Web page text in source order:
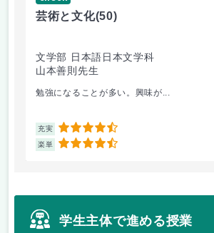
芸術と文化(50)
文学部 日本語日本文学科
山本善則先生
勉強になることが多い。興味が...
充実 4.5
楽単 4.5
学生主体で進める授業